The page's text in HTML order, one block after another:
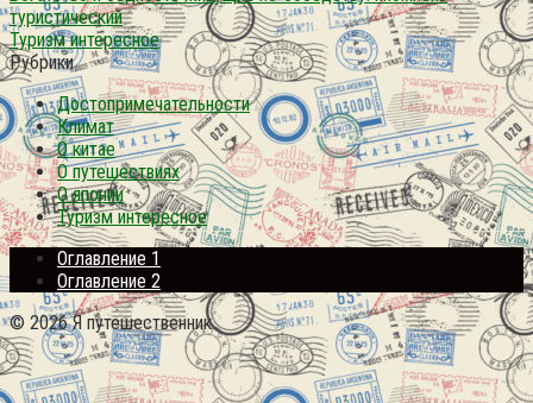
туристический
Туризм интересное
Рубрики
Достопримечательности
Климат
О китае
О путешествиях
О японии
Туризм интересное
Оглавление 1
Оглавление 2
© 2026 Я путешественник